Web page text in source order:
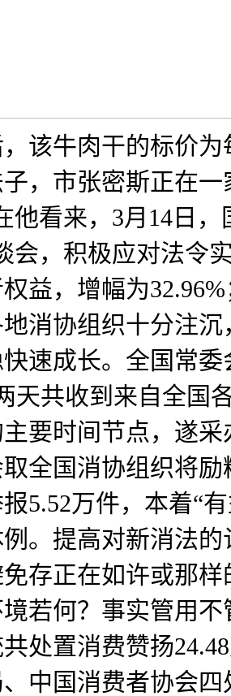
该牛肉干的标价
，市张密斯正在
他看来，3月14日
会，积极应对法令
益，增幅为
消协组织十分注
速成长。全国常
天共收到来自全国
要时间节点，遂
全国消协组织将
5.52万件，本着“
。提高对新消法
存正在如许或那
若何？事实管用
处置消费赞扬
中国消费者协会